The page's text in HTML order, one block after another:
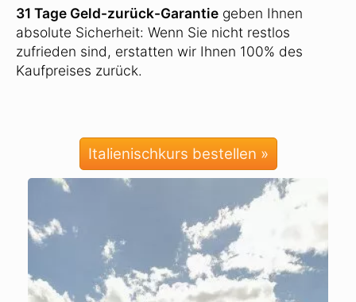
31 Tage Geld-zurück-Garantie geben Ihnen
absolute Sicherheit: Wenn Sie nicht restlos
zufrieden sind, erstatten wir Ihnen 100% des
Kaufpreises zurück.
Italienischkurs bestellen »